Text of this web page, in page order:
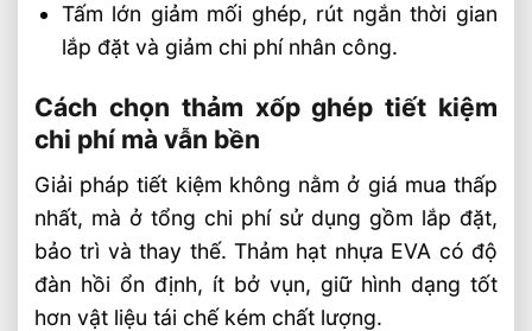
Tấm lớn giảm mối ghép, rút ngắn thời gian
lắp đặt và giảm chi phí nhân công.
Cách chọn thảm xốp ghép tiết kiệm
chi phí mà vẫn bền
Giải pháp tiết kiệm không nằm ở giá mua thấp
nhất, mà ở tổng chi phí sử dụng gồm lắp đặt,
bảo trì và thay thế. Thảm hạt nhựa EVA có độ
đàn hồi ổn định, ít bở vụn, giữ hình dạng tốt
hơn vật liệu tái chế kém chất lượng.